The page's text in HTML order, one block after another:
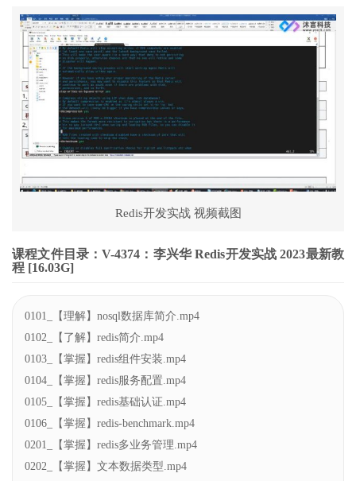
Redis开发实战 视频截图
课程文件目录：V-4374：李兴华 Redis开发实战 2023最新教
程 [16.03G]
0101_【理解】nosql数据库简介.mp4
0102_【了解】redis简介.mp4
0103_【掌握】redis组件安装.mp4
0104_【掌握】redis服务配置.mp4
0105_【掌握】redis基础认证.mp4
0106_【掌握】redis-benchmark.mp4
0201_【掌握】redis多业务管理.mp4
0202_【掌握】文本数据类型.mp4